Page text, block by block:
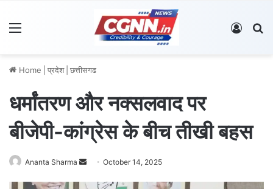
Log In
Home प्रदेश छत्तीसगढ
धर्मांतरण और नक्सलवाद पर
बीजेपी-कांग्रेस के बीच तीखी बहस
Ananta Sharma October 14, 2025